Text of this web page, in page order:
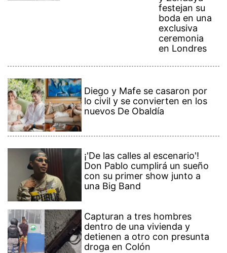
festejan su
boda en una
exclusiva
ceremonia
en Londres
Diego y Mafe se casaron por
lo civil y se convierten en los
nuevos De Obaldía
¡'De las calles al escenario'!
Don Pablo cumplirá un sueño
con su primer show junto a
una Big Band
Capturan a tres hombres
dentro de una vivienda y
detienen a otro con presunta
droga en Colón